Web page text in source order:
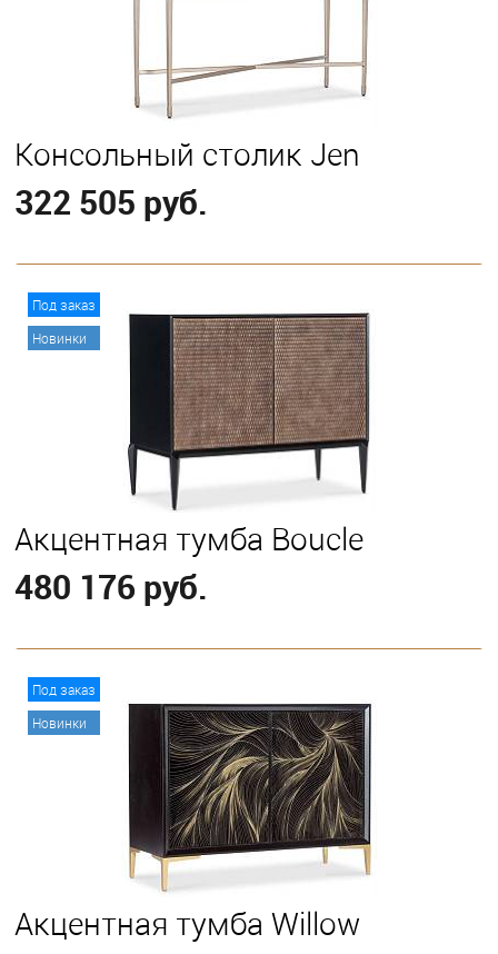
Консольный столик Jen
322 505 руб.
Под заказ
Новинки
Акцентная тумба Boucle
480 176 руб.
Под заказ
Новинки
Акцентная тумба Willow